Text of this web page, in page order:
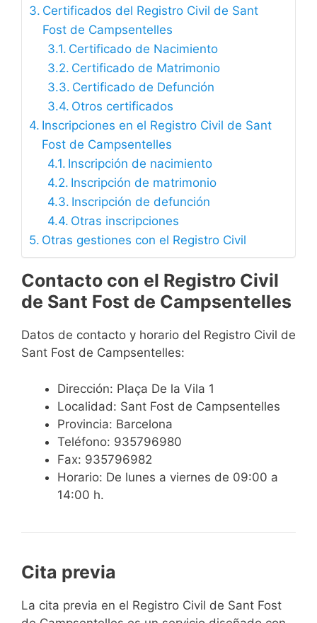
Certificados del Registro Civil de Sant
Fost de Campsentelles
Certificado de Nacimiento
Certificado de Matrimonio
Certificado de Defunción
Otros certificados
Inscripciones en el Registro Civil de Sant
Fost de Campsentelles
Inscripción de nacimiento
Inscripción de matrimonio
Inscripción de defunción
Otras inscripciones
Otras gestiones con el Registro Civil
Contacto con el Registro Civil
de Sant Fost de Campsentelles
Datos de contacto y horario del Registro Civil de
Sant Fost de Campsentelles:
Dirección: Plaça De la Vila 1
Localidad: Sant Fost de Campsentelles
Provincia: Barcelona
Teléfono: 935796980
Fax: 935796982
Horario: De lunes a viernes de 09:00 a
14:00 h.
Cita previa
​​​​​​​​​​​​​​​​​​​​​​​​​​​​La cita previa en el Registro Civil de Sant Fost